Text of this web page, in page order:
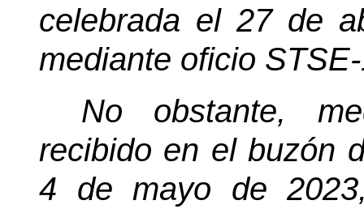
celebrada el 27 de
mediante oficio
No obstante,
recibido en el buzón
4 de mayo de